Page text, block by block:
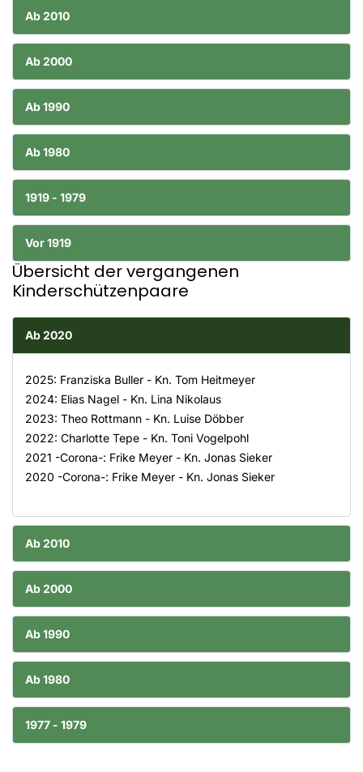
Ab 2010
Ab 2000
Ab 1990
Ab 1980
1919 - 1979
Vor 1919
Übersicht der vergangenen
Kinderschützenpaare
Ab 2020
2025: Franziska Buller - Kn. Tom Heitmeyer
2024: Elias Nagel - Kn. Lina Nikolaus
2023: Theo Rottmann - Kn. Luise Döbber
2022: Charlotte Tepe - Kn. Toni Vogelpohl
2021 -Corona-: Frike Meyer - Kn. Jonas Sieker
2020 -Corona-: Frike Meyer - Kn. Jonas Sieker
Ab 2010
Ab 2000
Ab 1990
Ab 1980
1977 - 1979